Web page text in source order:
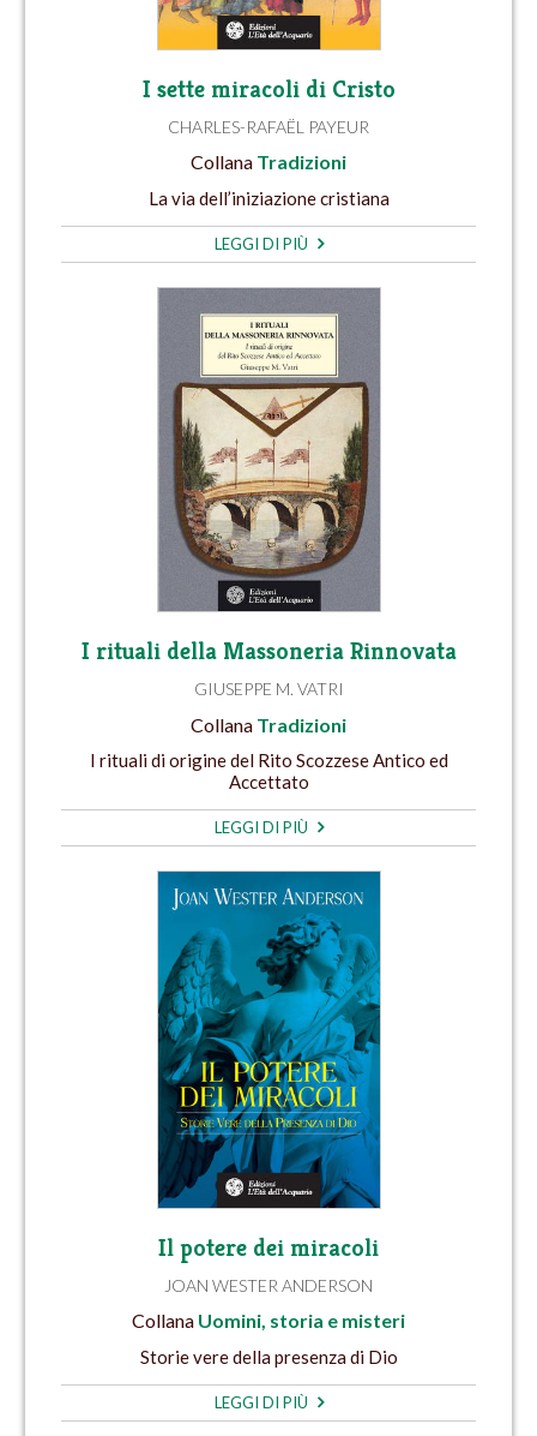
I sette miracoli di Cristo
CHARLES-RAFAËL PAYEUR
Collana Tradizioni
La via dell’iniziazione cristiana
LEGGI DI PIÙ
I rituali della Massoneria Rinnovata
GIUSEPPE M. VATRI
Collana Tradizioni
I rituali di origine del Rito Scozzese Antico ed
Accettato
LEGGI DI PIÙ
Il potere dei miracoli
JOAN WESTER ANDERSON
Collana Uomini, storia e misteri
Storie vere della presenza di Dio
LEGGI DI PIÙ